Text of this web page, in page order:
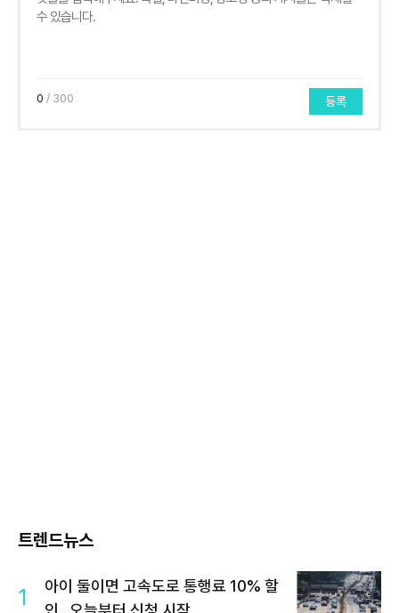
0 / 300 등록
트렌드뉴스
1
아이 둘이면 고속도로 통행료 10% 할